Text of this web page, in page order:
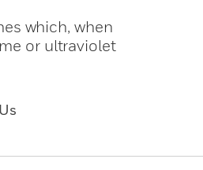
which, when
or ultraviolet